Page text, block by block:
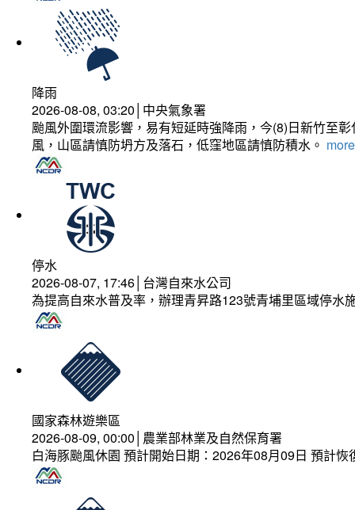
降雨
2026-08-08, 03:20│中央氣象署
颱風外圍環流影響，易有短延時強降雨，今(8)日新竹至
風，山區請慎防坍方及落石，低窪地區請慎防積水。
停水
2026-08-07, 17:46│台灣自來水公司
為提高自來水普及率，辦理青昇路123號青埔里區域停水
國家森林遊樂區
2026-08-09, 00:00│農業部林業及自然保育署
白海豚颱風休園 預計開始日期：2026年08月09日 預計